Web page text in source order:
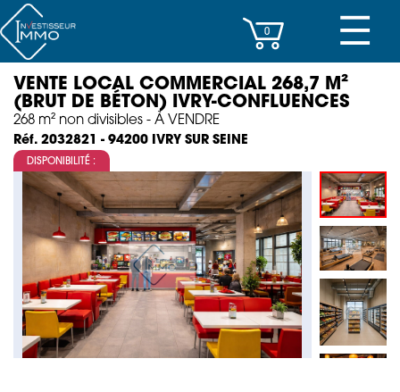
CENTRES D’AFFAIRES
IMMEUBLES DE RAPPORT
PROPERTY MANAGEMENT
PROGRAMMES NEUFS
INVESTISSEMENT
SOCIÉTÉ
ACTUALITÉS
☰
0
VENTE LOCAL COMMERCIAL 268,7 M²
(BRUT DE BÉTON) IVRY-CONFLUENCES
268 m² non divisibles - À VENDRE
Réf. 2032821 - 94200 IVRY SUR SEINE
DISPONIBILITÉ :